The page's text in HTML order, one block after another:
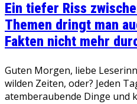
Ein tiefer Riss
Themen dringt man
Fakten nicht mehr
Guten Morgen, liebe
wilden Zeiten, oder? Jeden
atemberaubende Dinge und